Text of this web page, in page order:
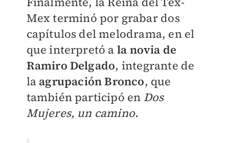
Mex terminó por grabar dos
capítulos del melodrama, en el
que interpretó a la novia de
Ramiro Delgado, integrante de
la agrupación Bronco, que
también participó en Dos
Mujeres, un camino.